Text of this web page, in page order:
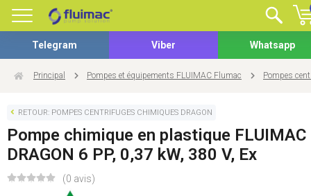
Telegram Viber Whatsapp
Principal Pompes et équipements FLUIMAC Flumac Pompes
RETOUR: POMPES CENTRIFUGES CHIMIQUES DRAGON
Pompe chimique en plastique FLUIMAC
DRAGON 6 PP, 0,37 kW, 380 V, Ex
(0 avis)